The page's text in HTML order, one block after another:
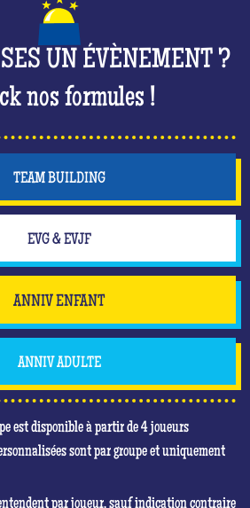
UN ÉVÈNEMENT ?
nos formules !
TEAM BUILDING
EVG & EVJF
ANNIV ENFANT
ANNIV ADULTE
est disponible à partir de 4 joueurs
sont par groupe et uniquement
par joueur, sauf indication contraire